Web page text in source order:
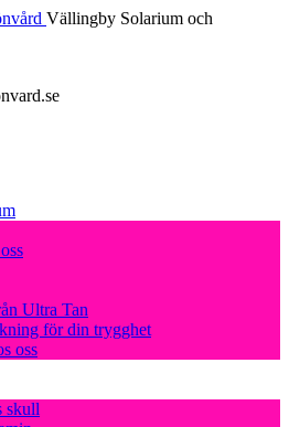
Vällingby Solarium och
Ultra Tan
för din trygghet
oss
skull